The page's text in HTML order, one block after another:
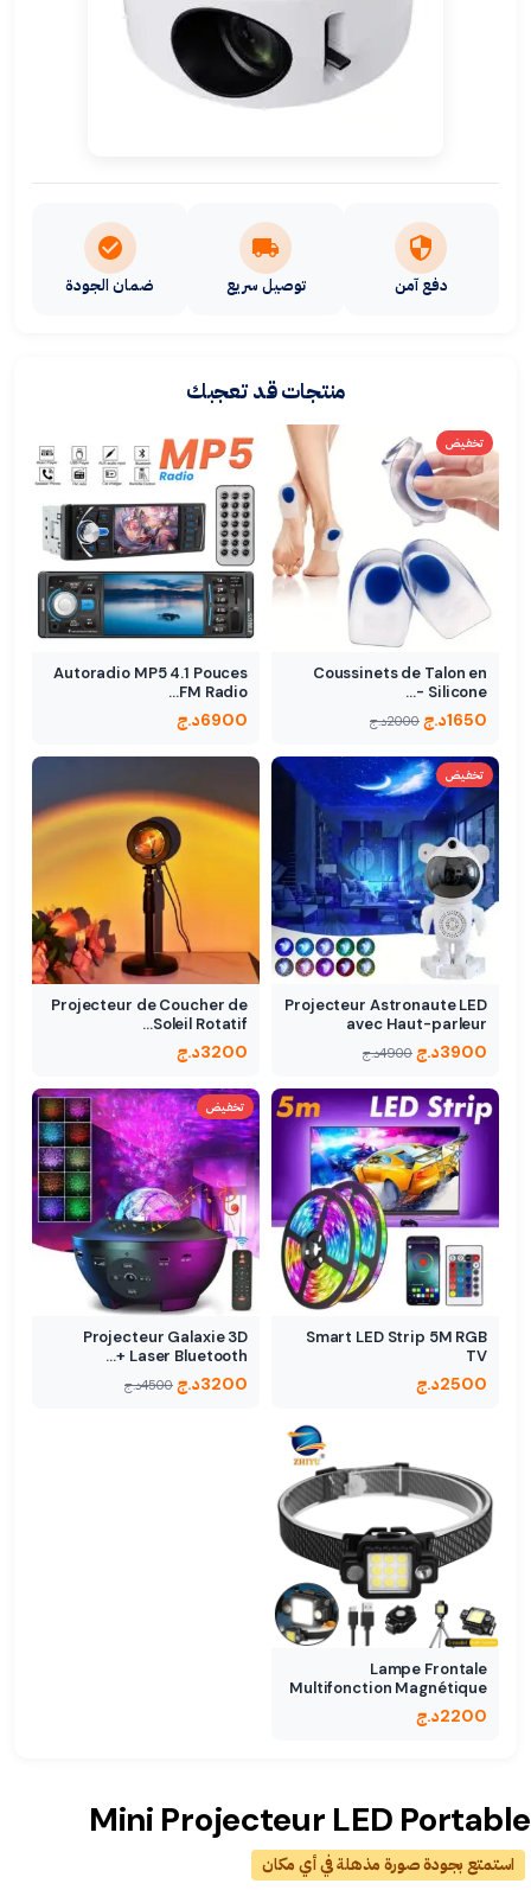
دفع آمن توصيل سريع ضمان الجودة
منتجات قد تعجبك
تخفيض
Coussinets de Talon en
Silicone -…
1650د.ج 2000د.ج
Autoradio MP5 4.1 Pouces
FM Radio…
6900د.ج
تخفيض
Projecteur Astronaute LED
avec Haut-parleur
Bluetooth…
3900د.ج 4900د.ج
Projecteur de Coucher de
Soleil Rotatif…
3200د.ج
Smart LED Strip 5M RGB
TV
2500د.ج
تخفيض
Projecteur Galaxie 3D
Laser Bluetooth +…
3200د.ج 4500د.ج
Lampe Frontale
Multifonction Magnétique
- 5…
2200د.ج
Mini Projecteur LED Portable
استمتع بجودة صورة مذهلة في أي مكان